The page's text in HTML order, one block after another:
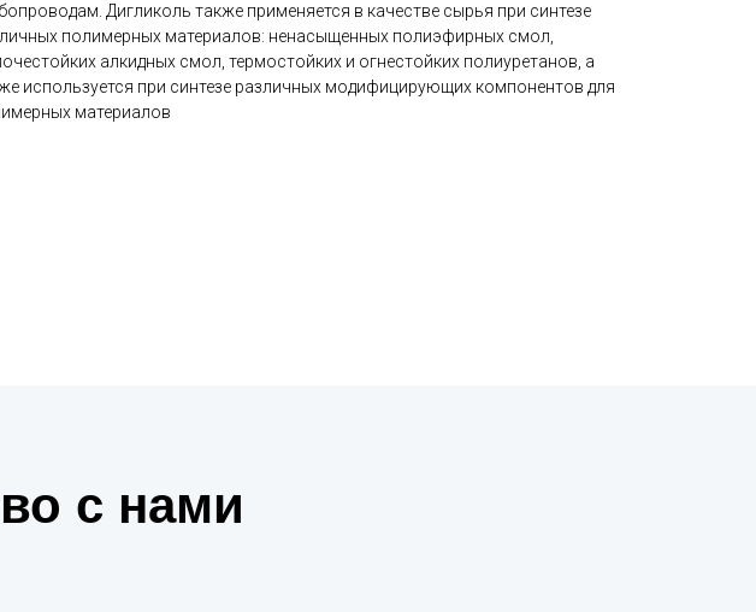
Дигликоль также применяется в качестве сырья при синтезе
полимерных материалов: ненасыщенных полиэфирных смол,
алкидных смол, термостойких и огнестойких полиуретанов, а
используется при синтезе различных модифицирующих компонентов для
материалов
с нами